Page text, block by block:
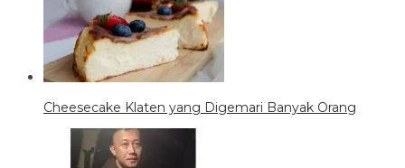
Cheesecake Klaten yang Digemari Banyak Orang